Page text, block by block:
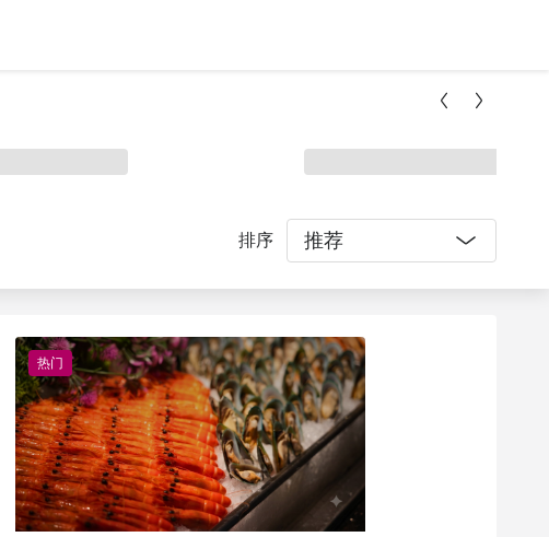
排序 推荐
热门